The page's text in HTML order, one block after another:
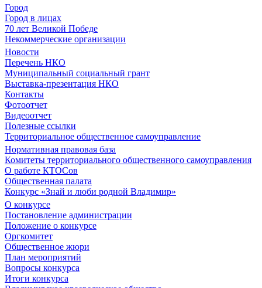
Город
Город в лицах
70 лет Великой Победе
Некоммерческие организации
Новости
Перечень НКО
Муниципальный социальный грант
Выставка-презентация НКО
Контакты
Фотоотчет
Видеоотчет
Полезные ссылки
Территориальное общественное самоуправление
Нормативная правовая база
Комитеты территориального общественного самоуправления
О работе КТОСов
Общественная палата
Конкурс «Знай и люби родной Владимир»
О конкурсе
Постановление администрации
Положение о конкурсе
Оргкомитет
Общественное жюри
План мероприятий
Вопросы конкурса
Итоги конкурса